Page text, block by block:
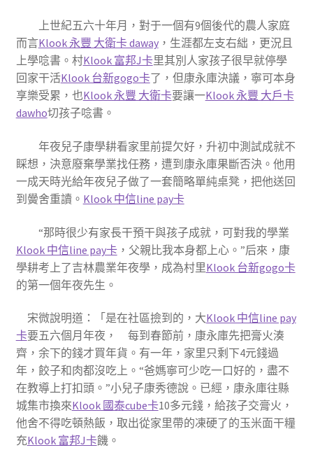
上世紀五六十年月，對于一個有9個後代的農人家庭
而言Klook 永豐 大衛卡 daway，生涯都左支右絀，更況且
上學唸書。村Klook 富邦J卡里其別人家孩子很早就停學
回家干活Klook 台新gogo卡了，但康永庫決議，寧可本身
享樂受累，也Klook 永豐 大衛卡要讓一Klook 永豐 大戶卡
dawho切孩子唸書。
年夜兒子康學耕看家里前提欠好，升初中測試成就不
睬想，決意廢棄學業找任務，遭到康永庫果斷否決。他用
一成天時光給年夜兒子做了一套簡略單純桌凳，把他送回
到黌舍重讀。 Klook 中信line pay卡
“那時很少有家長干預干與孩子成就，可對我的學業
Klook 中信line pay卡，父親比我本身都上心。”后來，康
學耕考上了吉林農業年夜學，成為村里Klook 台新gogo卡
的第一個年夜先生。
宋微說明道：「是在社區撿到的，大Klook 中信line pay
卡要五六個月年夜， 每到春節前，康永庫先把膏火湊
齊，余下的錢才買年貨。有一年，家里只剩下4元錢過
年，餃子和肉都沒吃上。“爸媽寧可少吃一口好的，盡不
在教導上打扣頭。”小兒子康秀德說。已經，康永庫往縣
城集市換來Klook 國泰cube卡10多元錢，給孩子交膏火，
他舍不得吃頓熱飯，取出從家里帶的凍硬了的玉米面干糧
充Klook 富邦J卡饑。